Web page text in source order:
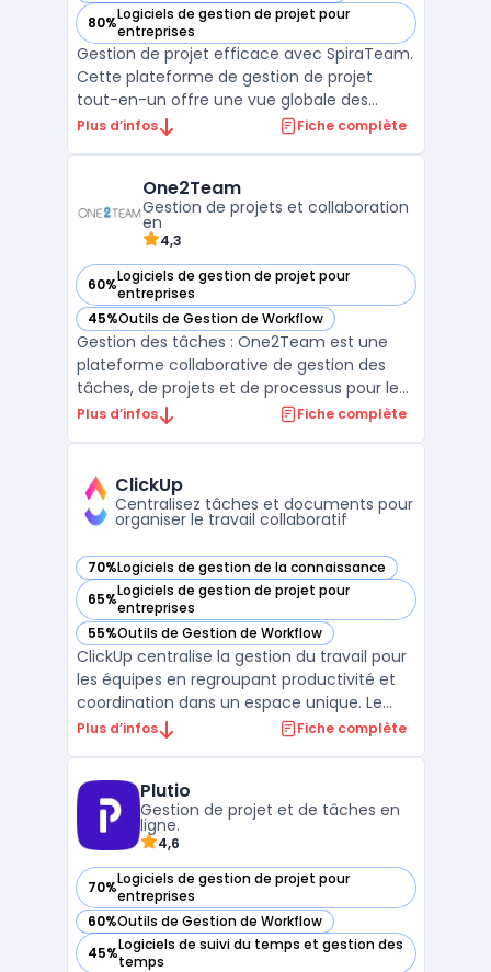
80%Logiciels de gestion de projet pour
entreprises
— voir SpiraTeam dans cette catégorie
Gestion de projet efficace avec SpiraTeam.
Cette plateforme de gestion de projet
tout-en-un offre une vue globale des
projets en cours, permettant de suivre les
outils de gestion de projets, SpiraTeam
facilite la co ...
Plus d’infos Fiche complète
One2Team
Gestion de projets et collaboration
en
4,3
60%Logiciels de gestion de projet pour
entreprises
— voir One2Team dans cette catégorie
45%Outils de Gestion de Workflow
— voir One2Team dans cette catégorie
Gestion des tâches : One2Team est une
plateforme collaborative de gestion des
tâches, de projets et de processus pour les
entreprises. Elle propose une solution
efficace et productive. One2Team : La
plateforme One2Team ...
Plus d’infos Fiche complète
ClickUp
Centralisez tâches et documents pour
organiser le travail collaboratif
70%Logiciels de gestion de la connaissance
— voir ClickUp dans cette catégorie
65%Logiciels de gestion de projet pour
entreprises
— voir ClickUp dans cette catégorie
55%Outils de Gestion de Workflow
— voir ClickUp dans cette catégorie
ClickUp centralise la gestion du travail pour
les équipes en regroupant productivité et
coordination dans un espace unique. Le
logiciel facilite le suivi quotidien des tâches,
objectifs, tout en simplifiant l’accès à
l’informat ...
Plus d’infos Fiche complète
Plutio
Gestion de projet et de tâches en
ligne.
4,6
70%Logiciels de gestion de projet pour
entreprises
— voir Plutio dans cette catégorie
60%Outils de Gestion de Workflow
— voir Plutio dans cette catégorie
45%Logiciels de suivi du temps et gestion des
temps
— voir Plutio dans cette catégorie